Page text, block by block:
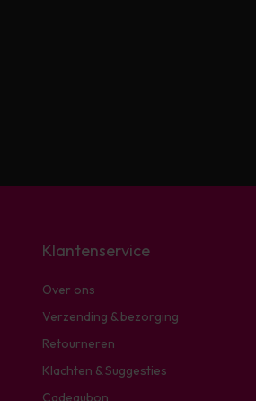
Klantenservice
Over ons
Verzending & bezorging
Retourneren
Klachten & Suggesties
Cadeaubon